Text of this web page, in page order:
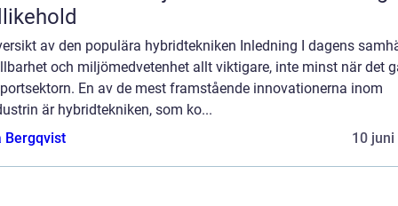
av den populära hybridtekniken Inledning I dagens
och miljömedvetenhet allt viktigare, inte minst när det
En av de mest framstående innovationerna inom
är hybridtekniken, som ko...
Bergqvist
10 juni